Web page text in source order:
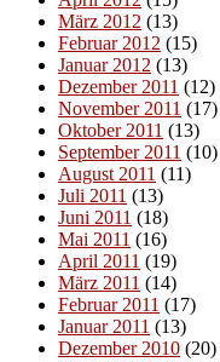
März 2012 (13)
Februar 2012 (15)
Januar 2012 (13)
Dezember 2011 (12)
November 2011 (17)
Oktober 2011 (13)
September 2011 (10)
August 2011 (11)
Juli 2011 (13)
Juni 2011 (18)
Mai 2011 (16)
April 2011 (19)
März 2011 (14)
Februar 2011 (17)
Januar 2011 (13)
Dezember 2010 (20)